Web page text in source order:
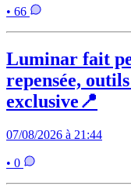
• 66
Luminar fait
repensée,
exclusive📍
07/08/2026 à 21:44
• 0